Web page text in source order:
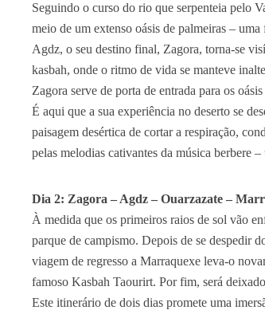
Seguindo o curso do rio que serpenteia pelo
meio de um extenso oásis de palmeiras –
Agdz, o seu destino final, Zagora, torna-se
kasbah, onde o ritmo de vida se manteve
Zagora serve de porta de entrada para os
É aqui que a sua experiência no deserto se
paisagem desértica de cortar a respiração,
pelas melodias cativantes da música berbere
Dia 2: Zagora – Agdz – Ouarzazate –
À medida que os primeiros raios de sol vão
parque de campismo. Depois de se despedir
viagem de regresso a Marraquexe leva-o
famoso Kasbah Taourirt. Por fim, será
Este itinerário de dois dias promete uma